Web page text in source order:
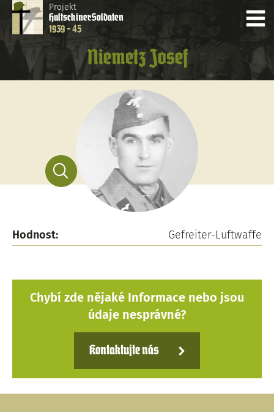
Projekt
HultschinerSoldaten
1939 - 45
Niemetz Josef
Hodnost: Gefreiter-Luftwaffe
Chybí zde nějaké Informace nebo jsou
údaje nesprávné?
Kontaktujte nás